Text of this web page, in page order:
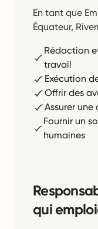
En tant que
Équateur,
Rédaction
travail
Exécution
Offrir des
Assurer
Fournir un
humaines
qui